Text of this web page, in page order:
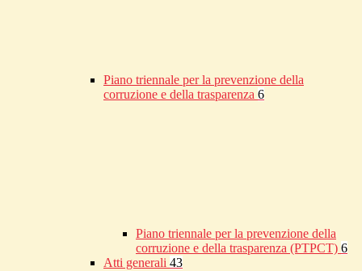
Piano triennale per la prevenzione della
corruzione e della trasparenza 6
Piano triennale per la prevenzione della
corruzione e della trasparenza (PTPCT) 6
Atti generali 43